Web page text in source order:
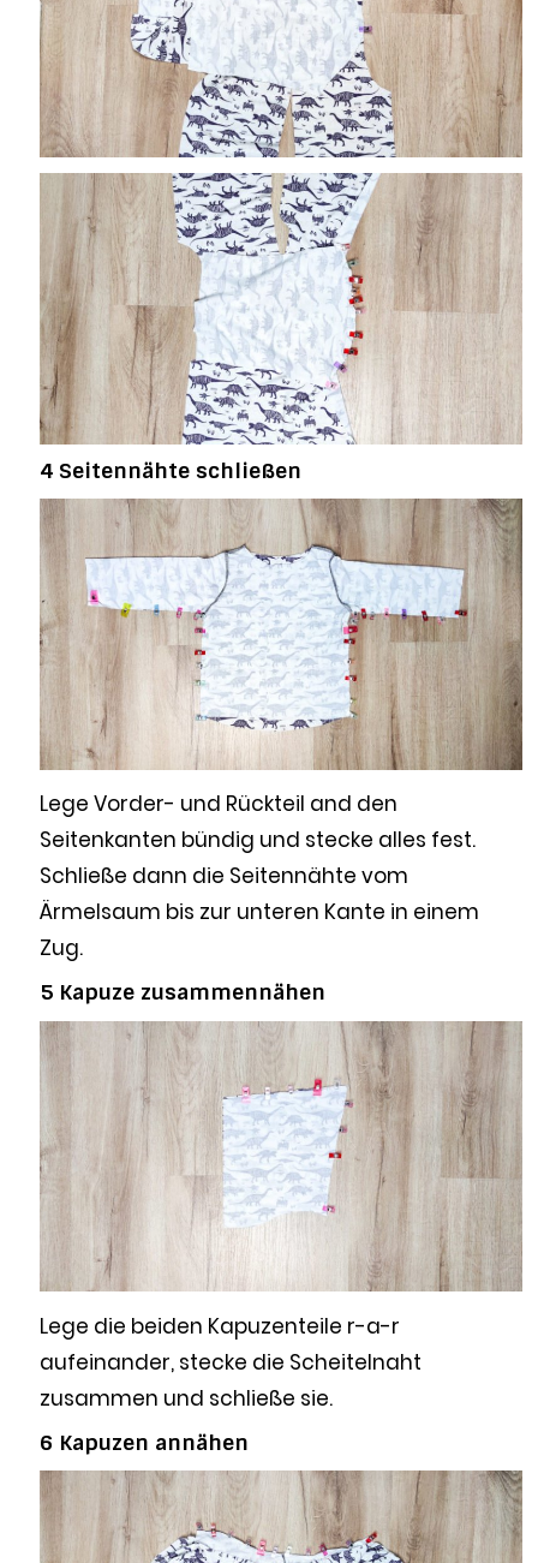
4 Seitennähte schließen
Lege Vorder- und Rückteil and den
Seitenkanten bündig und stecke alles fest.
Schließe dann die Seitennähte vom
Ärmelsaum bis zur unteren Kante in einem
Zug.
5 Kapuze zusammennähen
Lege die beiden Kapuzenteile r-a-r
aufeinander, stecke die Scheitelnaht
zusammen und schließe sie.
6 Kapuzen annähen